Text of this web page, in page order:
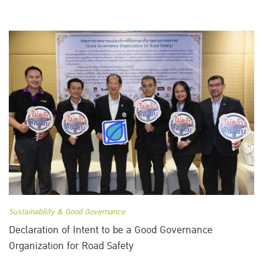
Sustainability & Good Governance
Declaration of Intent to be a Good Governance
Organization for Road Safety